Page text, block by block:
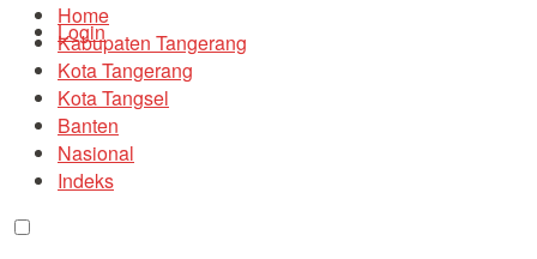
Login
Home
Kabupaten Tangerang
Kota Tangerang
Kota Tangsel
Banten
Nasional
Indeks